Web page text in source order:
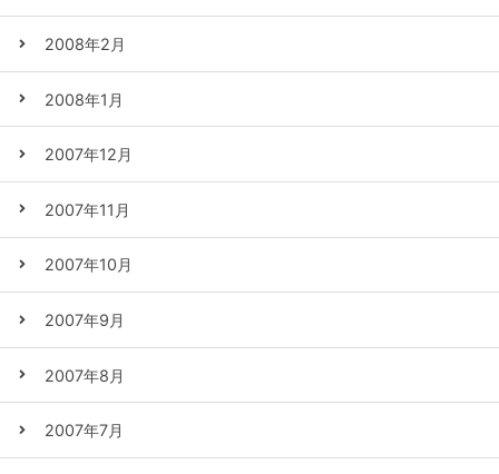
2008年2月
2008年1月
2007年12月
2007年11月
2007年10月
2007年9月
2007年8月
2007年7月